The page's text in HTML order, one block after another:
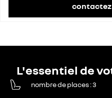
contactez
L'essentiel de
nombre de places 3